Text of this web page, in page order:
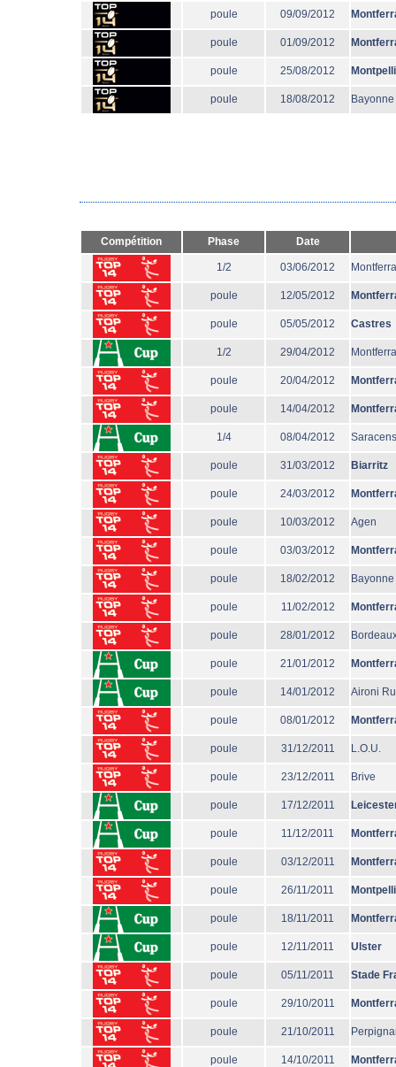
poule 09/09/2012
poule 01/09/2012
poule 25/08/2012
poule 18/08/2012 Bayonne
Compétition Phase Date
1/2 03/06/2012
poule 12/05/2012
poule 05/05/2012 Castres
1/2 29/04/2012
poule 20/04/2012
poule 14/04/2012
1/4 08/04/2012 Saracens
poule 31/03/2012 Biarritz
poule 24/03/2012
poule 10/03/2012 Agen
poule 03/03/2012
poule 18/02/2012 Bayonne
poule 11/02/2012
poule 28/01/2012
poule 21/01/2012
poule 14/01/2012 Aironi
poule 08/01/2012
poule 31/12/2011 L.O.U.
poule 23/12/2011 Brive
poule 17/12/2011
poule 11/12/2011
poule 03/12/2011
poule 26/11/2011
poule 18/11/2011
poule 12/11/2011 Ulster
poule 05/11/2011 Stade
poule 29/10/2011
poule 21/10/2011
poule 14/10/2011